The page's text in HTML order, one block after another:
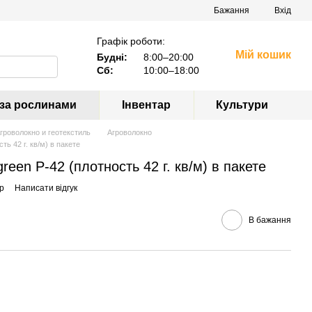
Бажання Вхід
Графік роботи:
Будні:
8:00–20:00
Сб:
10:00–18:00
Мій кошик
рослинами Інвентар Культури
и геотекстиль
Агроволокно
42 г. кв/м) в пакете
P-42 (плотность 42 г. кв/м) в пакете
Написати відгук
В бажання